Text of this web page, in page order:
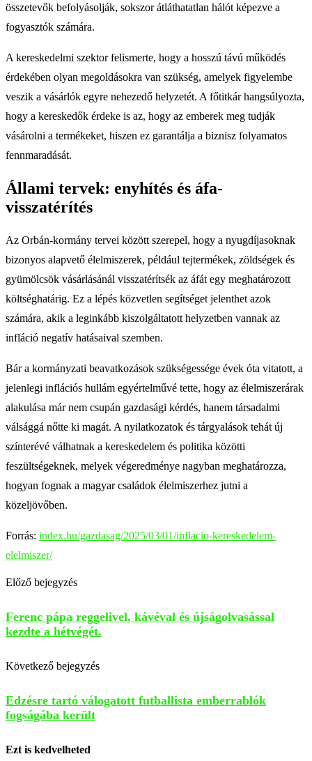
összetevők befolyásolják, sokszor átláthatatlan hálót képezve a
fogyasztók számára.
A kereskedelmi szektor felismerte, hogy a hosszú távú működés
érdekében olyan megoldásokra van szükség, amelyek figyelembe
veszik a vásárlók egyre nehezedő helyzetét. A főtitkár hangsúlyozta,
hogy a kereskedők érdeke is az, hogy az emberek meg tudják
vásárolni a termékeket, hiszen ez garantálja a biznisz folyamatos
fennmaradását.
Állami tervek: enyhítés és áfa-
visszatérítés
Az Orbán-kormány tervei között szerepel, hogy a nyugdíjasoknak
bizonyos alapvető élelmiszerek, például tejtermékek, zöldségek és
gyümölcsök vásárlásánál visszatérítsék az áfát egy meghatározott
költséghatárig. Ez a lépés közvetlen segítséget jelenthet azok
számára, akik a leginkább kiszolgáltatott helyzetben vannak az
infláció negatív hatásaival szemben.
Bár a kormányzati beavatkozások szükségessége évek óta vitatott, a
jelenlegi inflációs hullám egyértelművé tette, hogy az élelmiszerárak
alakulása már nem csupán gazdasági kérdés, hanem társadalmi
válsággá nőtte ki magát. A nyilatkozatok és tárgyalások tehát új
színterévé válhatnak a kereskedelem és politika közötti
feszültségeknek, melyek végeredménye nagyban meghatározza,
hogyan fognak a magyar családok élelmiszerhez jutni a
közeljövőben.
Forrás: index.hu/gazdasag/2025/03/01/inflacio-kereskedelem-
elelmiszer/
Előző bejegyzés
Ferenc pápa reggelivel, kávéval és újságolvasással
kezdte a hétvégét.
Következő bejegyzés
Edzésre tartó válogatott futballista emberrablók
fogságába került
Ezt is kedvelheted